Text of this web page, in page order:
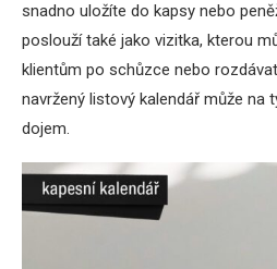
snadno uložíte do kapsy nebo
poslouží také jako vizitka, kterou
klientům po schůzce nebo
navržený listový kalendář může na
dojem.